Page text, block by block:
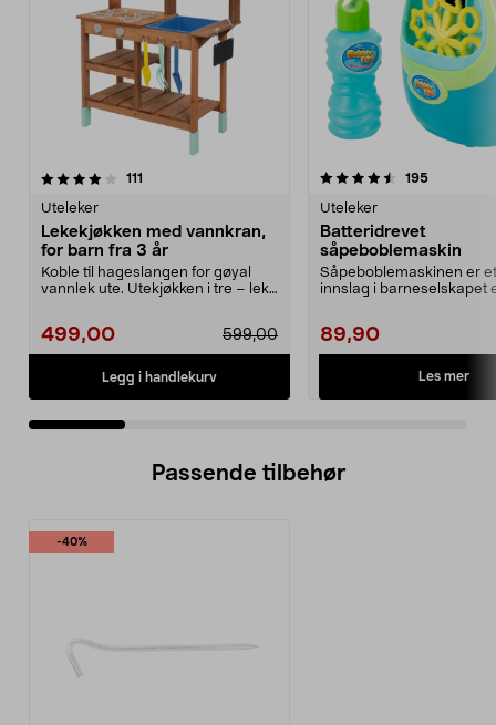
111
Uteleker
Lekekjøkken med vannkran,
for barn fra 3 år
Koble til hageslangen for gøyal
vannlek ute. Utekjøkken i tre – lek
499,00 599,00
Legg i handlekurv
4.5 av 5 stjerner 195
Uteleker
Batteridrevet
såpeboblemaskin
Såpeboblemaskinen er
innslag i barneselskapet
89,90
Les mer
4.5 av 5 stjerner
Passende tilbehør
-40%